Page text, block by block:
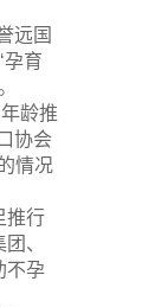
远国
孕育
龄推
协会
情况
推行
、
不孕